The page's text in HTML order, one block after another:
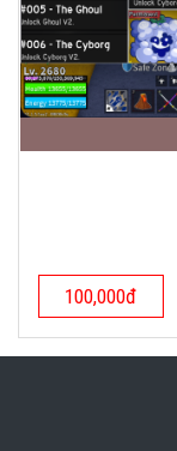
100,000đ